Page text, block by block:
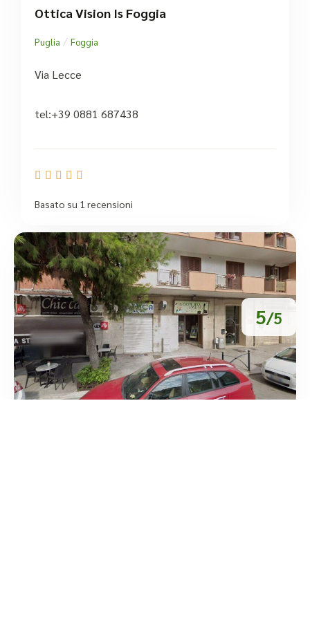
Ottica Vision Is Foggia
Puglia / Foggia
Via Lecce
tel:+39 0881 687438
    
Basato su 1 recensioni
5/5